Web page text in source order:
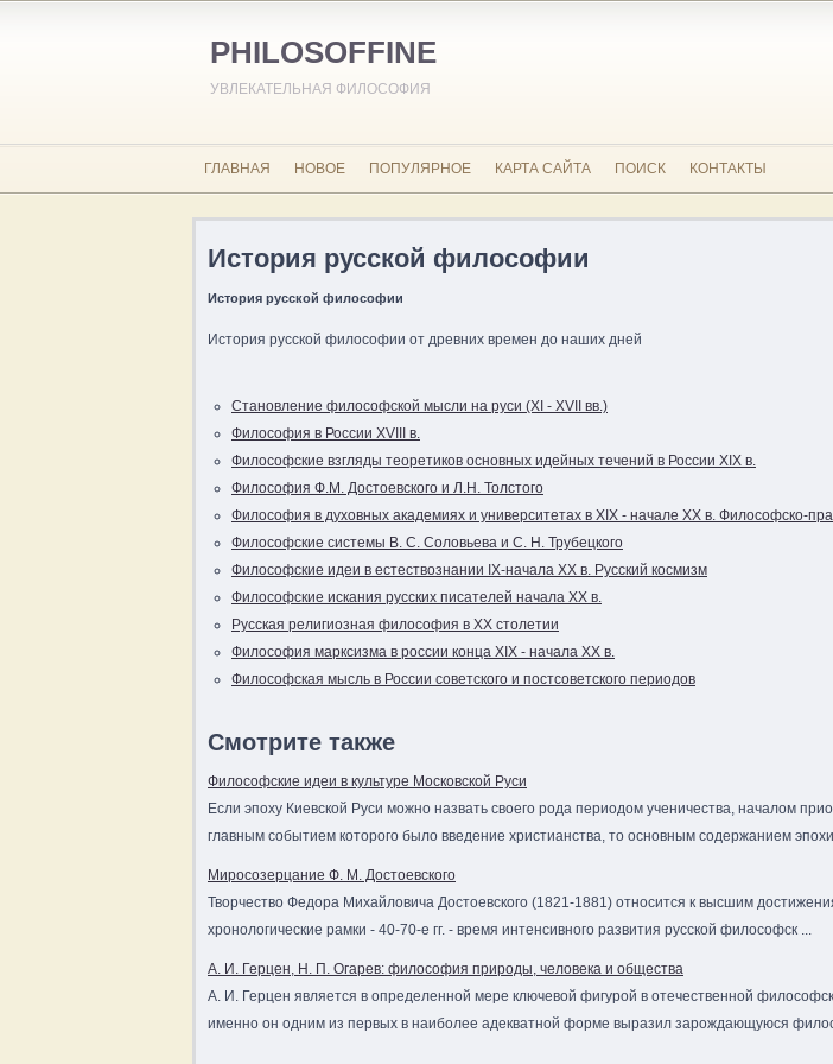
PHILOSOFFINE
УВЛЕКАТЕЛЬНАЯ ФИЛОСОФИЯ
ГЛАВНАЯ НОВОЕ ПОПУЛЯРНОЕ КАРТА САЙТА ПОИСК КОНТАКТЫ
История русской философии
История русской философии
История русской философии от древних времен до наших дней
Становление философской мысли на руси (XI - XVII вв.)
Философия в России XVIII в.
Философские взгляды теоретиков основных идейных течений в России XIX в.
Философия Ф.М. Достоевского и Л.Н. Толстого
Философия в духовных академиях и университетах в XIX - начале XX в. Философско-
Философские системы В. С. Соловьева и С. Н. Трубецкого
Философские идеи в естествознании IX-начала XX в. Русский космизм
Философские искания русских писателей начала XX в.
Русская религиозная философия в XX столетии
Философия марксизма в россии конца XIX - начала XX в.
Философская мысль в России советского и постсоветского периодов
Смотрите также
Философские идеи в культуре Московской Руси
Если эпоху Киевской Руси можно назвать своего рода периодом ученичества, началом
главным событием которого было введение христианства, то основным содержанием
Миросозерцание Ф. М. Достоевского
Творчество Федора Михайловича Достоевского (1821-1881) относится к высшим
хронологические рамки - 40-70-е гг. - время интенсивного развития русской философск ...
А. И. Герцен, Н. П. Огарев: философия природы, человека и общества
А. И. Герцен является в определенной мере ключевой фигурой в отечественной
именно он одним из первых в наиболее адекватной форме выразил зарождающуюся